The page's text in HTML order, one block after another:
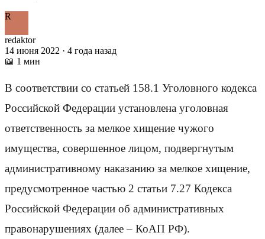
R
redaktor
14 июня 2022 · 4 года назад
📖 1 мин
В соответствии со статьей 158.1 Уголовного кодекса
Российской Федерации установлена уголовная
ответственность за мелкое хищение чужого
имущества, совершенное лицом, подвергнутым
административному наказанию за мелкое хищение,
предусмотренное частью 2 статьи 7.27 Кодекса
Российской Федерации об административных
правонарушениях (далее – КоАП РФ).